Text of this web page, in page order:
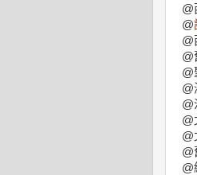
@
@
@
@
@
@
@
@
@
@
@